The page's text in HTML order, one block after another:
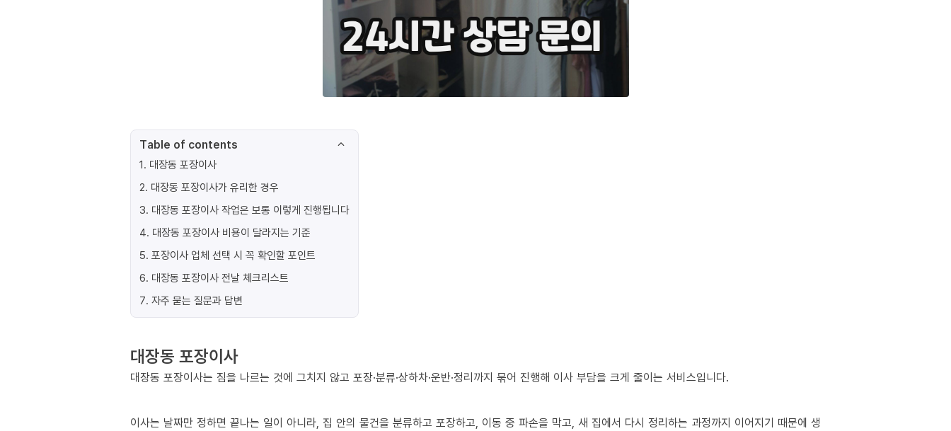
Table of contents
1. 대장동 포장이사
2. 대장동 포장이사가 유리한 경우
3. 대장동 포장이사 작업은 보통 이렇게 진행됩니다
4. 대장동 포장이사 비용이 달라지는 기준
5. 포장이사 업체 선택 시 꼭 확인할 포인트
6. 대장동 포장이사 전날 체크리스트
7. 자주 묻는 질문과 답변
대장동 포장이사
대장동 포장이사는 짐을 나르는 것에 그치지 않고 포장·분류·상하차·운반·정리까지 묶어 진행해 이사 부담을 크게 줄이는 서비스입니다.
이사는 날짜만 정하면 끝나는 일이 아니라, 집 안의 물건을 분류하고 포장하고, 이동 중 파손을 막고, 새 집에서 다시 정리하는 과정까지 이어지기 때문에 생